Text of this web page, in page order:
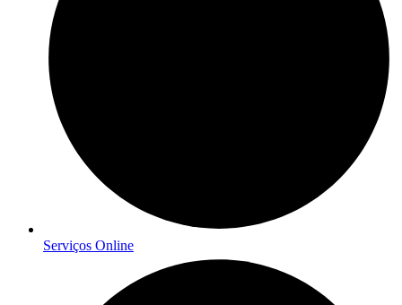
Serviços Online